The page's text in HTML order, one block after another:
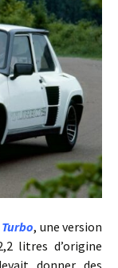
Turbo, une version
litres d’origine